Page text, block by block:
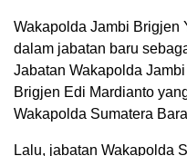
Wakapolda Jambi Brigjen
dalam jabatan baru
Jabatan Wakapolda
Brigjen Edi Mardianto
Wakapolda Sumatera
Lalu, jabatan Wakapolda